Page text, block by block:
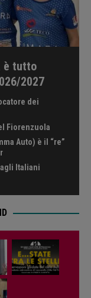
è tutto
2027
dei
Fiorenzuola
Auto) è il “re”
Italiani